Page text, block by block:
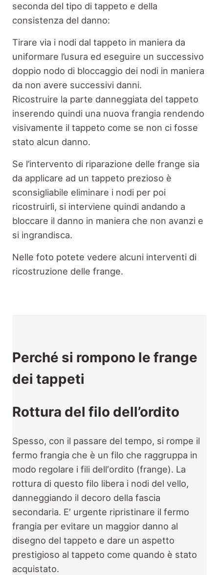
seconda del tipo di tappeto e della
consistenza del danno:
Tirare via i nodi dal tappeto in maniera da
uniformare l’usura ed eseguire un successivo
doppio nodo di bloccaggio dei nodi in maniera
da non avere successivi danni.
Ricostruire la parte danneggiata del tappeto
inserendo quindi una nuova frangia rendendo
visivamente il tappeto come se non ci fosse
stato alcun danno.
Se l’intervento di riparazione delle frange sia
da applicare ad un tappeto prezioso è
sconsigliabile eliminare i nodi per poi
ricostruirli, si interviene quindi andando a
bloccare il danno in maniera che non avanzi e
si ingrandisca.
Nelle foto potete vedere alcuni interventi di
ricostruzione delle frange.
Perché si rompono le frange
dei tappeti
Rottura del filo dell’ordito
Spesso, con il passare del tempo, si rompe il
fermo frangia che è un filo che raggruppa in
modo regolare i fili dell′ordito (frange). La
rottura di questo filo libera i nodi del vello,
danneggiando il decoro della fascia
secondaria. E′ urgente ripristinare il fermo
frangia per evitare un maggior danno al
disegno del tappeto e dare un aspetto
prestigioso al tappeto come quando è stato
acquistato.